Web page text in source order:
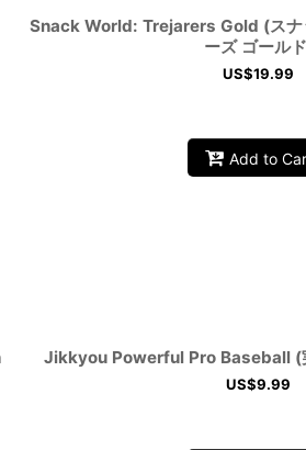
Snack World: Trejarers Gold (スナ
ーズ ゴール
US$19.99
Add to
Jikkyou Powerful Pro Baseball (
US$9.99